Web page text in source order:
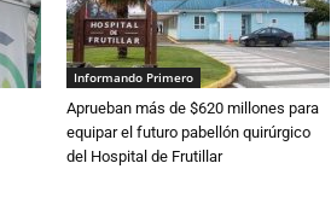
Informando Primero
Aprueban más de $620 millones para
equipar el futuro pabellón quirúrgico
del Hospital de Frutillar